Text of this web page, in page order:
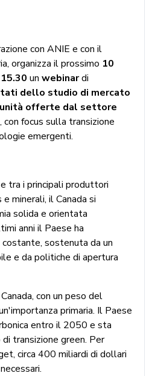
con ANIE e con il
organizza il prossimo 10
un webinardi
dello studio di mercato
offerte dal settore
, con focus sulla transizione
emergenti.
tra i principali produttori
minerali, il Canada si
solida e orientata
anni il Paese ha
sostenuta da un
e da politiche di apertura
con un peso del
primaria. Il Paese
entro il 2050 e sta
transizione green. Per
circa 400 miliardi di dollari